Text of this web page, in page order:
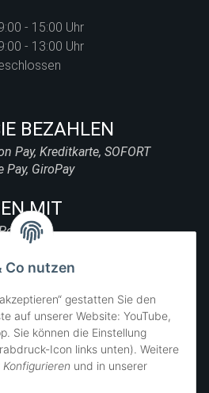
Co nutzen
gestatten Sie den
auf unserer Website: YouTube,
Sie können die Einstellung
Icon links unten). Weitere
Konfigurieren und in unserer
- 15:00 Uhr
- 13:00 Uhr
BEZAHLEN
Pay, Kreditkarte, SOFORT
Pay, GiroPay
MIT
DHL
UNS